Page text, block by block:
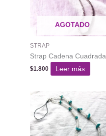
AGOTADO
STRAP
Strap Cadena Cuadrada
$1.800 Leer más